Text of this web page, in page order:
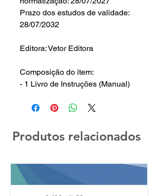
Prazo dos estudos de validade:
28/07/2032
Editora: Vetor Editora
Composição do item:
- 1 Livro de Instruções (Manual)
Produtos relacionados